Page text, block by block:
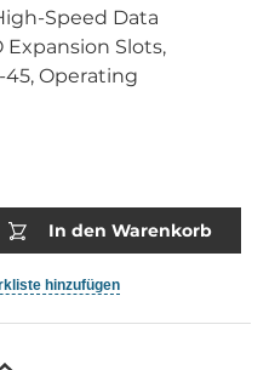
Speed Data
Slots,
45, Operating
In den Warenkorb
hinzufügen